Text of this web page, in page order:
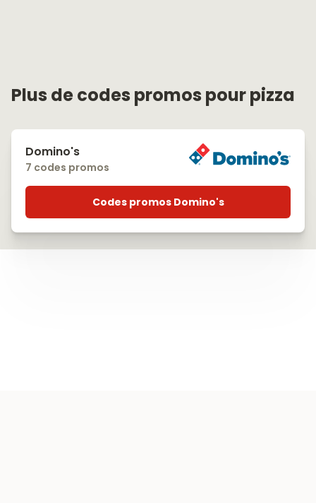
Plus de codes promos pour pizza
Domino's
7 codes promos
Codes promos Domino's